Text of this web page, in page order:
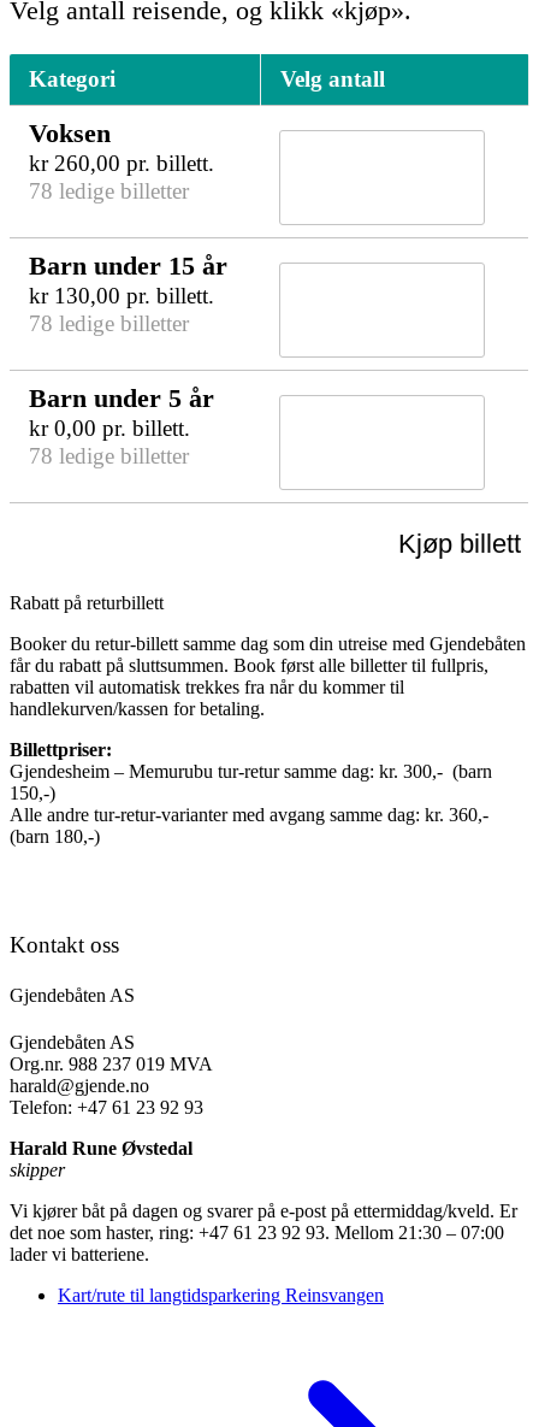
Velg antall reisende, og klikk «kjøp».
Kategori Velg antall
Voksen
kr260,00 pr. billett.
78 ledige billetter
Barn under 15 år
kr130,00 pr. billett.
78 ledige billetter
Barn under 5 år
kr0,00 pr. billett.
78 ledige billetter
Kjøp billett
Rabatt på returbillett
Booker du retur-billett samme dag som din utreise med Gjendebåten
får du rabatt på sluttsummen. Book først alle billetter til fullpris,
rabatten vil automatisk trekkes fra når du kommer til
handlekurven/kassen for betaling.
Billettpriser:
Gjendesheim – Memurubu tur-retur samme dag: kr. 300,- (barn
150,-)
Alle andre tur-retur-varianter med avgang samme dag: kr. 360,-
(barn 180,-)
Kontakt oss
Gjendebåten AS
Gjendebåten AS
Org.nr. 988 237 019 MVA
harald@gjende.no
Telefon: +47 61 23 92 93
Harald Rune Øvstedal
skipper
Vi kjører båt på dagen og svarer på e-post på ettermiddag/kveld. Er
det noe som haster, ring: +47 61 23 92 93. Mellom 21:30 – 07:00
lader vi batteriene.
Kart/rute til langtidsparkering Reinsvangen